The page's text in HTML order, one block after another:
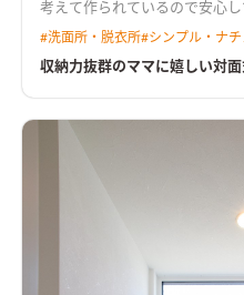
考えて作られているので安心
#洗面所・脱衣所#シンプル・ナ
収納力抜群のママに嬉しい対